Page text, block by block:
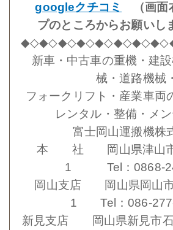
googleクチコミ
（画面
プのところからお願い
新車・中古車の重機・建
械・道路機械・
フォークリフト・産業車両
レンタル・整備・メ
富士岡山運搬機株
本 社 岡山県津山市
1 Tel：0868-
岡山支店 岡山県岡山市
1 Tel：086-
新見支店 岡山県新見